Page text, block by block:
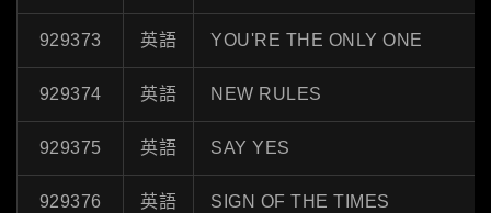
929373 英語 YOU'RE THE ONLY ONE
929374 英語 NEW RULES
929375 英語 SAY YES
929376 英語 SIGN OF THE TIMES